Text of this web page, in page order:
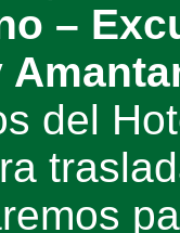
–
del